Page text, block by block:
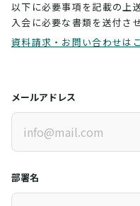
以下に必要事項を記載の上
入会に必要な書類を送付さ
資料請求・お問い合わせは
メールアドレス
部署名